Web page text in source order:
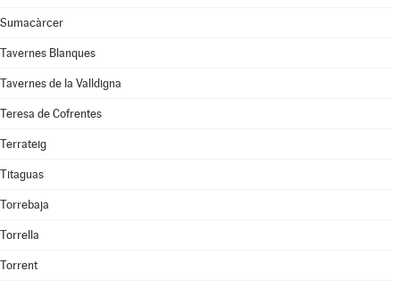
Sumacàrcer
Tavernes Blanques
Tavernes de la Valldigna
Teresa de Cofrentes
Terrateig
Titaguas
Torrebaja
Torrella
Torrent